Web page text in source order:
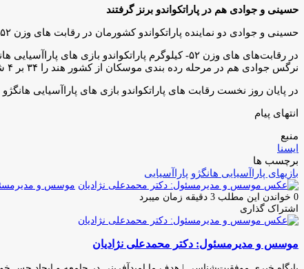
حسینی و جوادی هم در پاراتکواندو برنز گرفتند
حسینی و جوادی دو نماینده پاراتکواندو کشورمان در رقابت های وزن ۵۲- کیلوگرم بازی های پاراآسیایی هانگژو موفق به کسب دو نشان برنز شدند.
در رقابت‌های های وزن ۵۲- کیلوگرم پاراتکواندو بازی های پاراآسیایی هانگژو مهدیه سادات حسینی به مصاف لی تفنگ از چین رفت و با نتیجه ۱۶ بر ۸ به پیروزی رسید و صاحب نشان برنز شد.
نرگس جوادی هم در مرحله رده بندی موسکان از کشور هند را ۳۴ بر ۴ شکست داد و سوم شد.
در پایان روز نخست رقابت های پاراتکواندو بازی های پاراآسیایی
انتهای پیام
منبع
ایسنا
برچسب ها
بازیهای پاراآسیایی هانگژو پاراآسیایی
موسس و
0 خواندن این مطلب 3 دقیقه زمان میبرد
اشتراک گذاری
فیس
توئیتر
لینکدین
واتس
تلگرام
اشتراک
از
ایمیل
چاپ
موسس و مدیرمسئول: دکتر محمدعلی نژادیان